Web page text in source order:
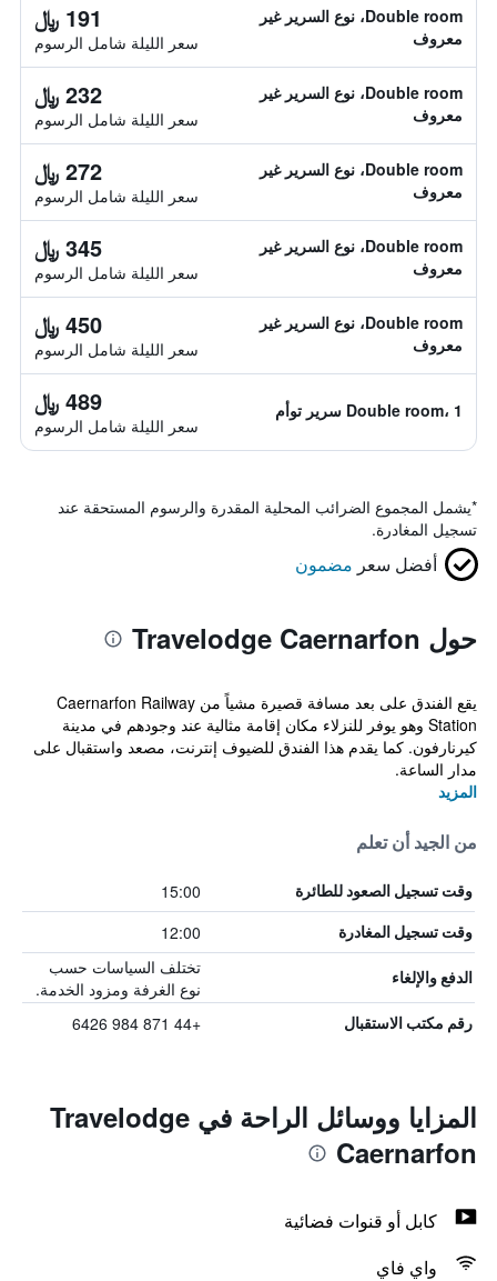
Double room، نوع السرير غير
معروف
191 ﷼
سعر الليلة شامل الرسوم
Double room، نوع السرير غير
معروف
232 ﷼
سعر الليلة شامل الرسوم
Double room، نوع السرير غير
معروف
272 ﷼
سعر الليلة شامل الرسوم
Double room، نوع السرير غير
معروف
345 ﷼
سعر الليلة شامل الرسوم
Double room، نوع السرير غير
معروف
450 ﷼
سعر الليلة شامل الرسوم
Double room، 1 سرير توأم 489 ﷼
سعر الليلة شامل الرسوم
*يشمل المجموع الضرائب المحلية المقدرة والرسوم المستحقة عند
تسجيل المغادرة.
أفضل سعر مضمون
حول Travelodge Caernarfon
يقع الفندق على بعد مسافة قصيرة مشياً من Caernarfon Railway
Station وهو يوفر للنزلاء مكان إقامة مثالية عند وجودهم في مدينة
كيرنارفون. كما يقدم هذا الفندق للضيوف إنترنت، مصعد واستقبال على
مدار الساعة.
المزيد
من الجيد أن تعلم
وقت تسجيل الصعود للطائرة 15:00
وقت تسجيل المغادرة 12:00
الدفع والإلغاء
تختلف السياسات حسب
نوع الغرفة ومزود الخدمة.
رقم مكتب الاستقبال +44 871 984 6426
المزايا ووسائل الراحة في Travelodge
Caernarfon
كابل أو قنوات فضائية
واي فاي